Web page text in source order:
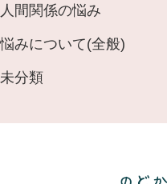
人間関係の悩み
悩みについて(全般)
未分類